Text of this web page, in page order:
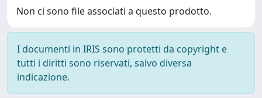
Non ci sono file associati a questo prodotto.
I documenti in IRIS sono protetti da copyright e
tutti i diritti sono riservati, salvo diversa
indicazione.